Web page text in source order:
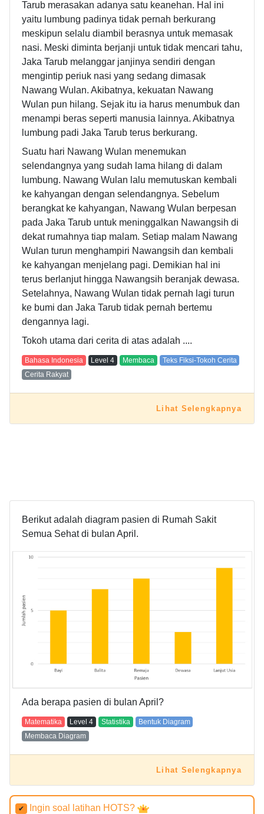
Tarub merasakan adanya satu keanehan. Hal ini
yaitu lumbung padinya tidak pernah berkurang
meskipun selalu diambil berasnya untuk memasak
nasi. Meski diminta berjanji untuk tidak mencari tahu,
Jaka Tarub melanggar janjinya sendiri dengan
mengintip periuk nasi yang sedang dimasak
Nawang Wulan. Akibatnya, kekuatan Nawang
Wulan pun hilang. Sejak itu ia harus menumbuk dan
menampi beras seperti manusia lainnya. Akibatnya
lumbung padi Jaka Tarub terus berkurang.
Suatu hari Nawang Wulan menemukan
selendangnya yang sudah lama hilang di dalam
lumbung. Nawang Wulan lalu memutuskan kembali
ke kahyangan dengan selendangnya. Sebelum
berangkat ke kahyangan, Nawang Wulan berpesan
pada Jaka Tarub untuk meninggalkan Nawangsih di
dekat rumahnya tiap malam. Setiap malam Nawang
Wulan turun menghampiri Nawangsih dan kembali
ke kahyangan menjelang pagi. Demikian hal ini
terus berlanjut hingga Nawangsih beranjak dewasa.
Setelahnya, Nawang Wulan tidak pernah lagi turun
ke bumi dan Jaka Tarub tidak pernah bertemu
dengannya lagi.
Tokoh utama dari cerita di atas adalah ....
Bahasa Indonesia Level 4 Membaca
Teks Fiksi-Tokoh Cerita
Cerita Rakyat
Lihat Selengkapnya
Berikut adalah diagram pasien di Rumah Sakit
Semua Sehat di bulan April.
Ada berapa pasien di bulan April?
Matematika Level 4 Statistika
Bentuk Diagram
Membaca Diagram
Lihat Selengkapnya
✔ Ingin soal latihan HOTS?